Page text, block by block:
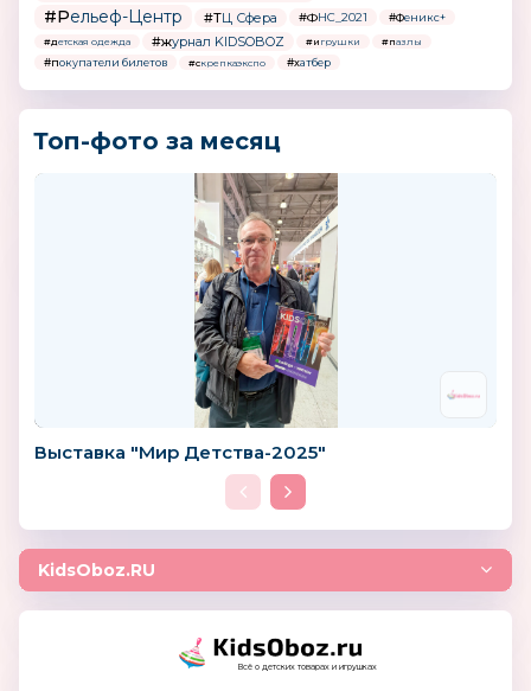
#Рельеф-Центр #ТЦ Сфера #ФНС_2021 #Феникс+
#детская одежда #журнал KIDSOBOZ #игрушки #пазлы
#покупатели билетов #скрепкаэкспо #хатбер
Топ-фото за месяц
Выставка "Мир Детства-2025"
KidsOboz.RU
Всё о детских товарах и игрушках